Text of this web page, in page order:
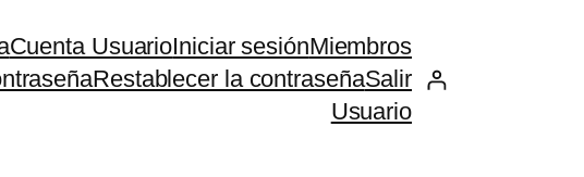
Cuenta UsuarioIniciar sesiónMiembros
Restablecer la contraseñaSalir
Usuario